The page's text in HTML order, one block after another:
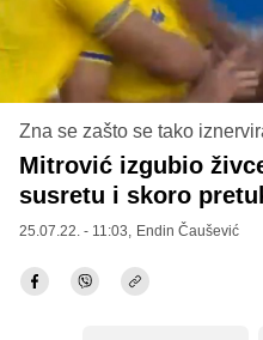
Zna se zašto se tako
Mitrović izgubio
susretu i skoro
25.07.22. - 11:03, Endin Čaušević